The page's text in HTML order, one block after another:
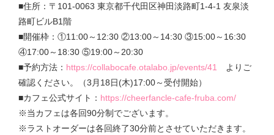
■住所：〒101-0063 東京都千代田区神田淡路町1-4-1 友泉淡
路町ビルB1階
■開催枠：①11:00～12:30 ②13:00～14:30 ③15:00～16:30
④17:00～18:30 ⑤19:00～20:30
■予約方法： https://collabocafe.otalabo.jp/events/41
よりご
確認ください。（3月18日(木)17:00～受付開始）
■カフェ公式サイト： https://cheerfancle-cafe-fruba.com/
※当カフェは各回90分制でございます。
※ラストオーダーは各回終了30分前とさせていただきます。